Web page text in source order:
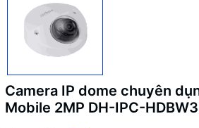
Camera IP dome chuyên
Mobile 2MP DH-IPC-